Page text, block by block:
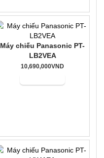
Máy chiếu Panasonic PT-
LB2VEA
10,690,000VND